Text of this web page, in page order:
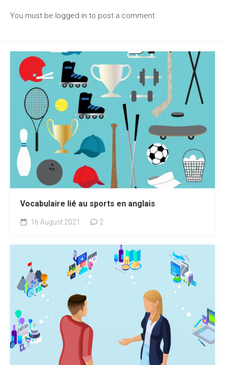
You must be logged in to post a comment.
Vocabulaire lié au sports en anglais
16 August 2021 2